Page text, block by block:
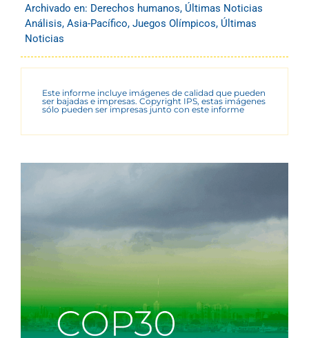
Archivado en: Derechos humanos, Últimas Noticias
Análisis, Asia-Pacífico, Juegos Olímpicos, Últimas
Noticias
Este informe incluye imágenes de calidad que pueden
ser bajadas e impresas. Copyright IPS, estas imágenes
sólo pueden ser impresas junto con este informe